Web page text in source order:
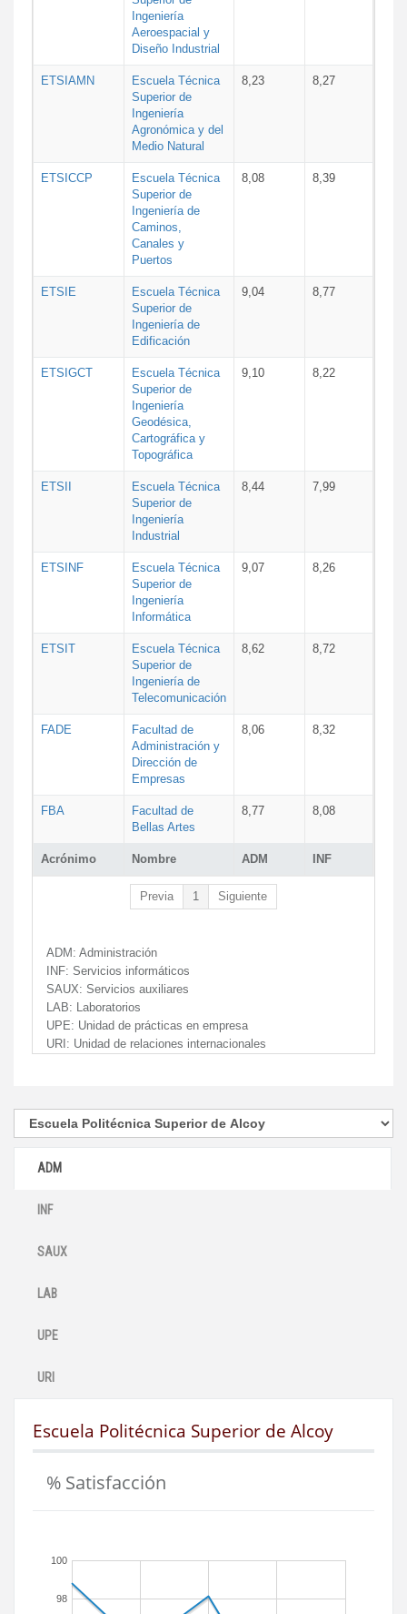
Acrónimo Nombre ADM INF
Ingeniería
Aeroespacial y
Diseño Industrial
ETSIAMN
Escuela Técnica
Superior de
Ingeniería
Agronómica y del
Medio Natural
8,23 8,27
ETSICCP
Escuela Técnica
Superior de
Ingeniería de
Caminos,
Canales y
Puertos
8,08 8,39
ETSIE
Escuela Técnica
Superior de
Ingeniería de
Edificación
9,04 8,77
ETSIGCT
Escuela Técnica
Superior de
Ingeniería
Geodésica,
Cartográfica y
Topográfica
9,10 8,22
ETSII
Escuela Técnica
Superior de
Ingeniería
Industrial
8,44 7,99
ETSINF
Escuela Técnica
Superior de
Ingeniería
Informática
9,07 8,26
ETSIT
Escuela Técnica
Superior de
Ingeniería de
Telecomunicación
8,62 8,72
FADE
Facultad de
Administración y
Dirección de
Empresas
8,06 8,32
FBA
Facultad de
Bellas Artes
8,77 8,08
Previa 1 Siguiente
ADM: Administración
INF: Servicios informáticos
SAUX: Servicios auxiliares
LAB: Laboratorios
UPE: Unidad de prácticas en empresa
URI: Unidad de relaciones internacionales
ADM
INF
SAUX
LAB
UPE
URI
Escuela Politécnica Superior de Alcoy
% Satisfacción
98
100